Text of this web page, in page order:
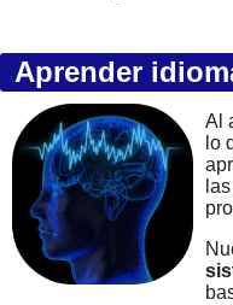
Aprender
Al
lo